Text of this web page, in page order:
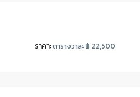
ราคา:ตารางวาละ ฿ 22,500